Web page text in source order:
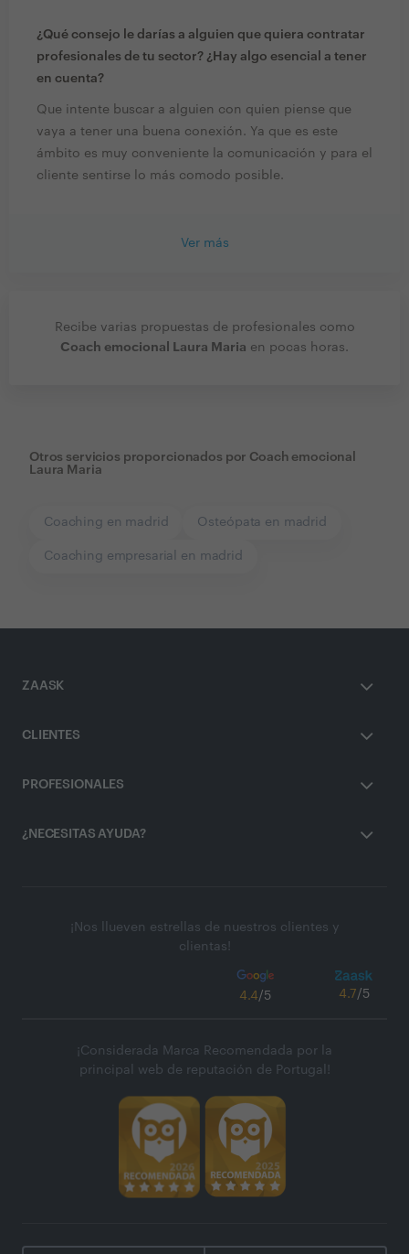
¿Qué consejo le darías a alguien que quiera contratar
profesionales de tu sector? ¿Hay algo esencial a tener
en cuenta?
Que intente buscar a alguien con quien piense que
vaya a tener una buena conexión. Ya que es este
ámbito es muy conveniente la comunicación y para el
cliente sentirse lo más comodo posible.
Ver más
Recibe varias propuestas de profesionales como
Coach emocional Laura Maria en pocas horas.
Otros servicios proporcionados por Coach emocional
Laura Maria
Coaching en madrid Osteópata en madrid
Coaching empresarial en madrid
ZAASK
CLIENTES
PROFESIONALES
¿NECESITAS AYUDA?
¡Nos llueven estrellas de nuestros clientes y
clientas!
4.4/5 4.7/5
¡Considerada Marca Recomendada por la
principal web de reputación de Portugal!